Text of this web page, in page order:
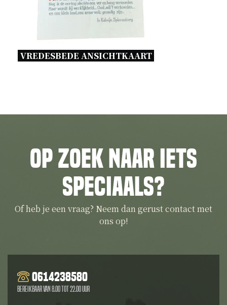
VREDESBEDE ANSICHTKAART
Op zoek naar iets
speciaals?
Of heb je een vraag? Neem dan gerust contact met
ons op!
0614238580
Bereikbaar van 8.00 tot 22.00 uur